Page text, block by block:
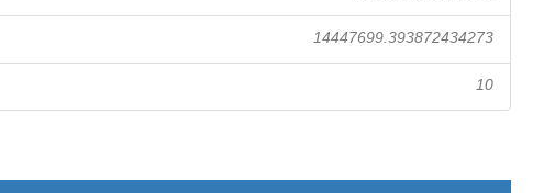
14447699.393872434273
10